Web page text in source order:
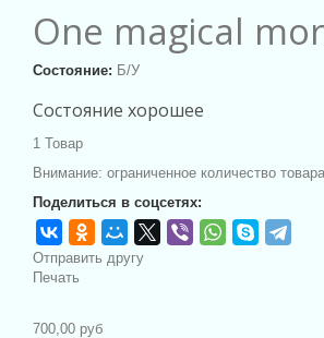
One magical
Состояние: Б/У
Состояние хорошее
1 Товар
Внимание: ограниченное количество
Поделиться в соцсетях:
Отправить другу
Печать
700,00 руб